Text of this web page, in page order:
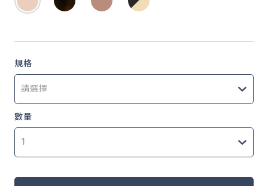
規格
數量